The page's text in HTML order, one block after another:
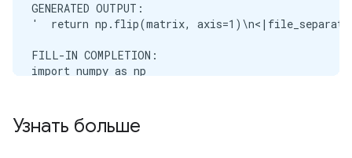
GENERATED OUTPUT:
'  return np.flip(matrix,
FILL-IN COMPLETION:
import numpy as np
Узнать больше